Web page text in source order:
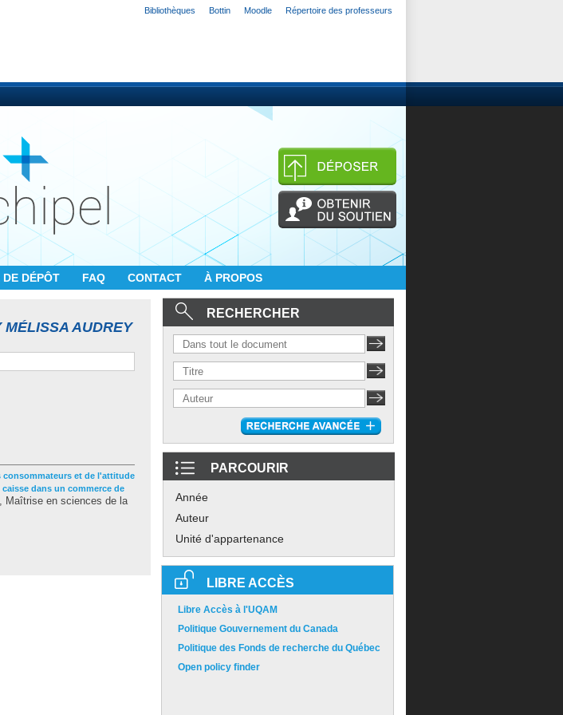
Bibliothèques Bottin Moodle Répertoire des professeurs
DÉPÔT FAQ CONTACT À PROPOS
AUDREY
et de l'attitude
dans un commerce de
Maîtrise en sciences de la
RECHERCHER
PARCOURIR
Année
Auteur
Unité d'appartenance
LIBRE ACCÈS
Libre Accès à l'UQAM
Politique Gouvernement du Canada
Politique des Fonds de recherche du Québec
Open policy finder